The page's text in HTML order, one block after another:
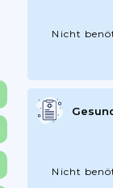
Nicht
Nicht